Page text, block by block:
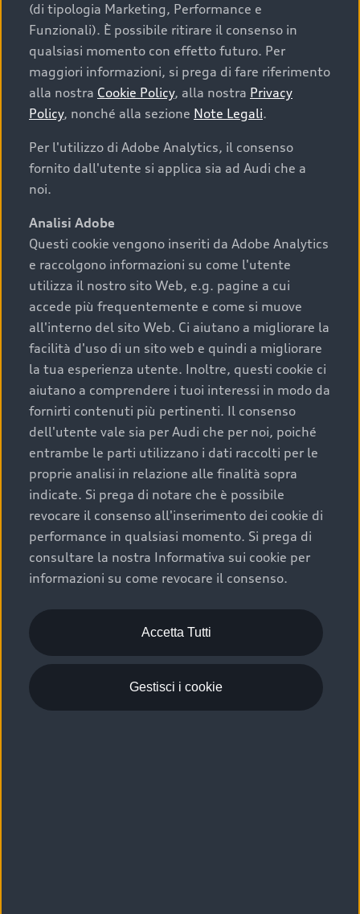
Cosa sapere prima di
acquistare la tua prossima
auto
I requisiti fondamentali da considerare prima di
acquistare un’auto usata, oltre al prezzo e all'aspetto,
chilometraggio: un valore contenuto corrisponde a
uno stato migliore del veicolo e a una maggiore
durata nel tempo;
cronologia dei tagliandi: una documentazione
completa della vettura certifica una manutenzione
costante e accurata;
condizioni della carrozzeria e degli interni: una
buona conservazione evidenzia cura e attenzione del
precedente proprietario;
efficienza meccanica: motore, trasmissione e
componenti principali in ottimo stato garantiscono
prestazioni affidabili e sicure.
Acquistare un’auto usata in una Concessionaria ufficiale
Audi che offre l’usato garantito tramite Audi Prima
Scelta :plus, significa affidarsi ad un prodotto che viene
sottoposto a 110 controlli approfonditi e coperto da
garanzia fino a 4 anni per una maggiore tutela del tuo
acquisto.
(di tipologia Marketing, Performance e
Funzionali). È possibile ritirare il consenso in
qualsiasi momento con effetto futuro. Per
maggiori informazioni, si prega di fare riferimento
alla nostra Cookie Policy, alla nostra Privacy
Policy, nonché alla sezione Note Legali.
Per l'utilizzo di Adobe Analytics, il consenso
fornito dall'utente si applica sia ad Audi che a
noi.
Analisi Adobe
Questi cookie vengono inseriti da Adobe Analytics
e raccolgono informazioni su come l'utente
utilizza il nostro sito Web, e.g. pagine a cui
accede più frequentemente e come si muove
all'interno del sito Web. Ci aiutano a migliorare la
facilità d'uso di un sito web e quindi a migliorare
la tua esperienza utente. Inoltre, questi cookie ci
aiutano a comprendere i tuoi interessi in modo da
fornirti contenuti più pertinenti. Il consenso
dell'utente vale sia per Audi che per noi, poiché
entrambe le parti utilizzano i dati raccolti per le
proprie analisi in relazione alle finalità sopra
indicate. Si prega di notare che è possibile
revocare il consenso all'inserimento dei cookie di
performance in qualsiasi momento. Si prega di
consultare la nostra Informativa sui cookie per
informazioni su come revocare il consenso.
Accetta Tutti
Gestisci i cookie